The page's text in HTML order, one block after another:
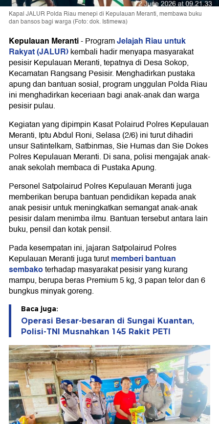
Kapal JALUR Polda Riau menepi di Kepulauan Meranti, membawa buku
dan bansos bagi warga (Foto: dok. Istimewa)
Kepulauan Meranti-ProgramJelajah Riau untuk
Rakyat (JALUR)kembali hadir menyapa masyarakat
pesisir Kepulauan Meranti, tepatnya di Desa Sokop,
Kecamatan Rangsang Pesisir. Menghadirkan pustaka
apung dan bantuan sosial, program unggulan Polda Riau
ini menghadirkan keceriaan bagi anak-anak dan warga
pesisir pulau.
Kegiatan yang dipimpin Kasat Polairud Polres Kepulauan
Meranti, Iptu Abdul Roni, Selasa (2/6) ini turut dihadiri
unsur Satintelkam, Satbinmas, Sie Humas dan Sie Dokes
Polres Kepulauan Meranti. Di sana, polisi mengajak anak-
anak sekolah membaca di Pustaka Apung.
Personel Satpolairud Polres Kepulauan Meranti juga
memberikan berupa bantuan pendidikan kepada anak
anak pesisir untuk meningkatkan semangat anak-anak
pesisir dalam menimba ilmu. Bantuan tersebut antara lain
buku, pensil dan kotak pensil.
Pada kesempatan ini, jajaran Satpolairud Polres
Kepulauan Meranti juga turutmemberi bantuan
sembakoterhadap masyarakat pesisir yang kurang
mampu, berupa beras Premium 5 kg, 3 papan telor dan 6
bungkus minyak goreng.
Baca juga:
Operasi Besar-besaran di Sungai Kuantan,
Polisi-TNI Musnahkan 145 Rakit PETI